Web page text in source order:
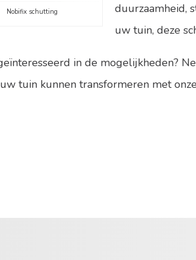
Nobifix schutting
duurzaamheid,
uw tuin, deze
in de mogelijkheden?
tuin kunnen transformeren met